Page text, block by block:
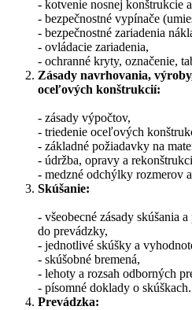
- kotvenie nosnej konštrukcie
- bezpečnostné vypínače
- bezpečnostné zariadenia
- ovládacie zariadenia,
- ochranné kryty, označenie,
Zásady navrhovania,
oceľových konštrukcií:
- zásady výpočtov,
- triedenie oceľových
- základné požiadavky na
- údržba, opravy a
- medzné odchýlky rozmerov
Skúšanie:
- všeobecné zásady skúšania
do prevádzky,
- jednotlivé skúšky a
- skúšobné bremená,
- lehoty a rozsah odborných
- písomné doklady o skúškach.
Prevádzka: